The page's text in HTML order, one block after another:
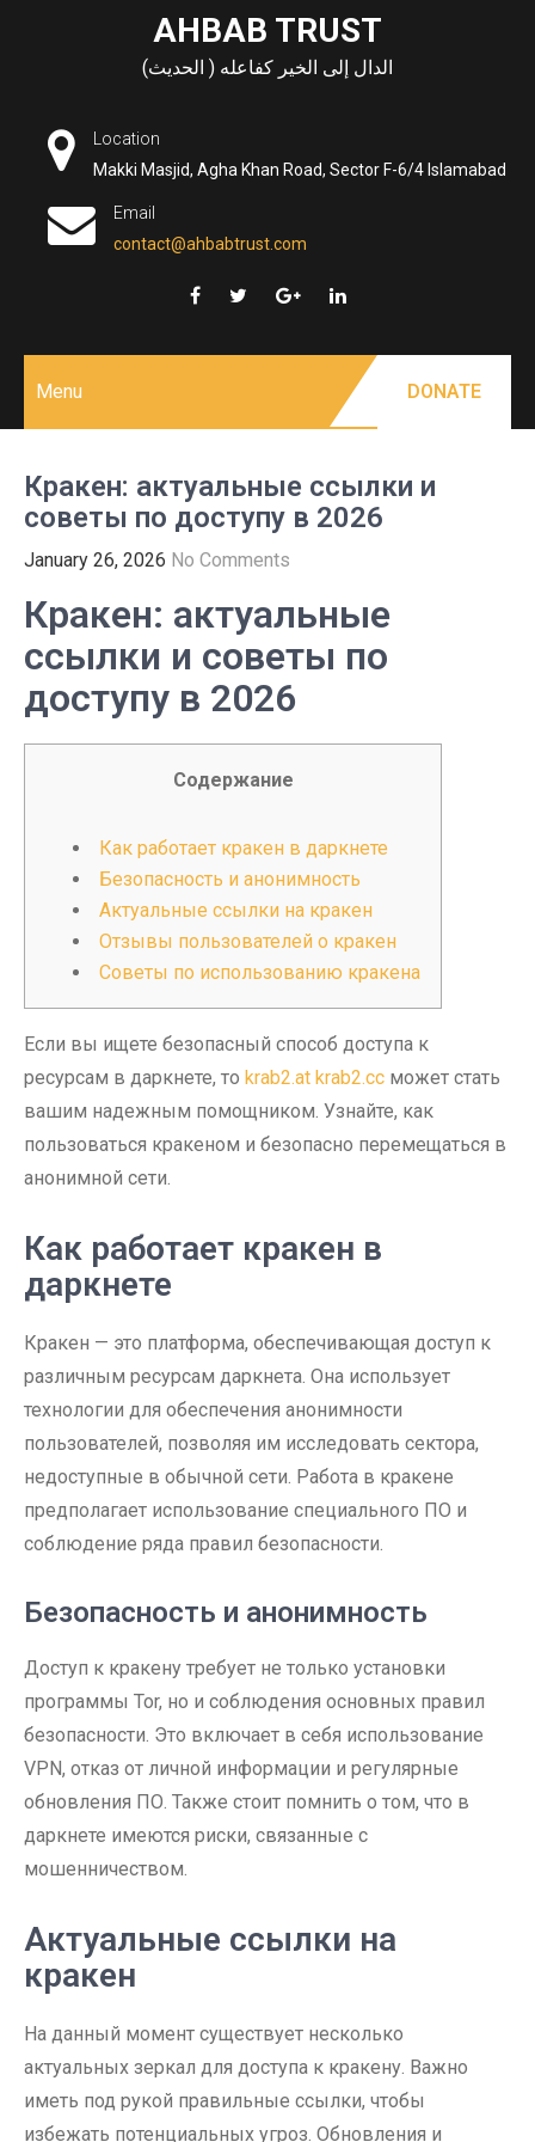
AHBAB TRUST
الدال إلى الخير كفاعله ( الحديث)
Location
Makki Masjid, Agha Khan Road, Sector F-6/4 Islamabad
Email
contact@ahbabtrust.com
Menu DONATE
Кракен: актуальные ссылки и
советы по доступу в 2026
January 26, 2026 No Comments
Кракен: актуальные
ссылки и советы по
доступу в 2026
Содержание
Как работает кракен в даркнете
Безопасность и анонимность
Актуальные ссылки на кракен
Отзывы пользователей о кракен
Советы по использованию кракена
Если вы ищете безопасный способ доступа к
ресурсам в даркнете, то krab2.at krab2.cc может стать
вашим надежным помощником. Узнайте, как
пользоваться кракеном и безопасно перемещаться в
анонимной сети.
Как работает кракен в
даркнете
Кракен — это платформа, обеспечивающая доступ к
различным ресурсам даркнета. Она использует
технологии для обеспечения анонимности
пользователей, позволяя им исследовать сектора,
недоступные в обычной сети. Работа в кракене
предполагает использование специального ПО и
соблюдение ряда правил безопасности.
Безопасность и анонимность
Доступ к кракену требует не только установки
программы Tor, но и соблюдения основных правил
безопасности. Это включает в себя использование
VPN, отказ от личной информации и регулярные
обновления ПО. Также стоит помнить о том, что в
даркнете имеются риски, связанные с
мошенничеством.
Актуальные ссылки на
кракен
На данный момент существует несколько
актуальных зеркал для доступа к кракену. Важно
иметь под рукой правильные ссылки, чтобы
избежать потенциальных угроз. Обновления и